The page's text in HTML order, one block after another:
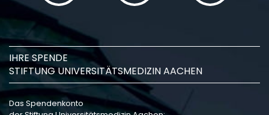
IHRE SPENDE
STIFTUNG UNIVERSITÄTSMEDIZIN AACHEN
Das Spendenkonto